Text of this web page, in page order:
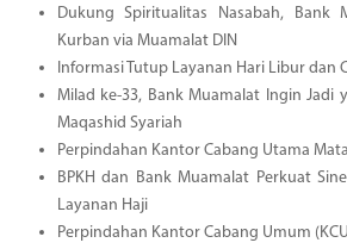
Dukung Spiritualitas Nasabah, Bank
Kurban via Muamalat DIN
Informasi Tutup Layanan Hari Libur dan
Milad ke-33, Bank Muamalat Ingin Jadi
Maqashid Syariah
Perpindahan Kantor Cabang Utama
BPKH dan Bank Muamalat Perkuat
Layanan Haji
Perpindahan Kantor Cabang Umum